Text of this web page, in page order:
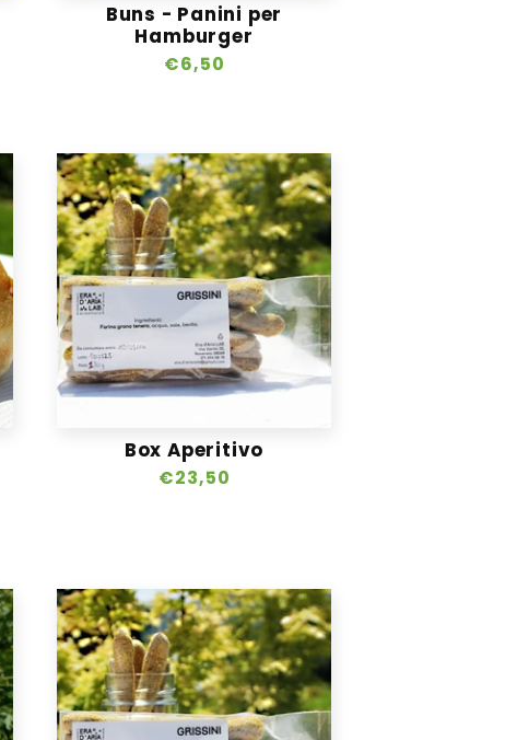
Buns - Panini per
Hamburger
Prezzo
€6,50
Box Aperitivo
Prezzo
€23,50